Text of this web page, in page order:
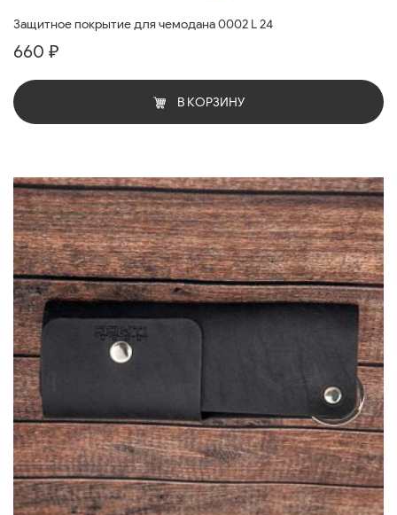
Защитное покрытие для чемодана 0002 L 24
660 ₽
В КОРЗИНУ